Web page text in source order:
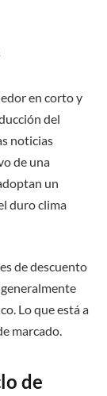
en corto y
del
noticias
de una
un
duro clima
de descuento
Lo que está a
marcado.
de